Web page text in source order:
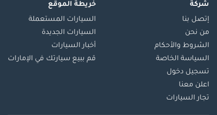
شركة
إتصل بنا
من نحن
الشروط والأحكام
السياسة الخاصة
تسجيل دخول
اعلن معنا
تجار السيارات
خريطة الموقع
السيارات المستعملة
السيارات الجديدة
أخبار السيارات
قم ببيع سيارتك في الإمارات